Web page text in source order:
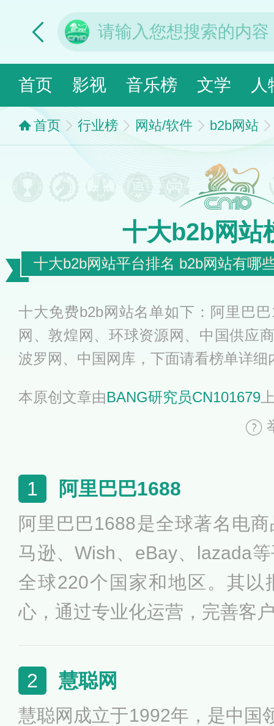
首页 影视 音乐榜 文学 人
首页 行业榜 网站/软件 b2b网站
十大b2b网站
十大b2b网站平台排名 b2b网站有哪
十大免费b2b网站名单如下：阿里巴
网、敦煌网、环球资源网、中国供应
波罗网、中国网库，下面请看榜单详细
本原创文章由BANG研究员CN101679
1 阿里巴巴1688
阿里巴巴1688是全球著名电
马逊、Wish、eBay、lazada
全球220个国家和地区。其以
心，通过专业化运营，完善客
服饰、家居百货、小商品等
料采购、生产加工、现货批发
2 慧聪网
慧聪网成立于1992年，是中国